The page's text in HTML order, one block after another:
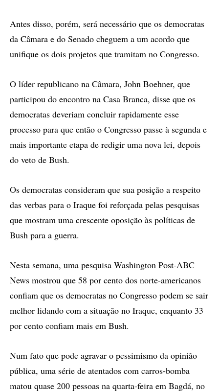
Antes disso, porém, será necessário que os democratas
da Câmara e do Senado cheguem a um acordo que
unifique os dois projetos que tramitam no Congresso.
O líder republicano na Câmara, John Boehner, que
participou do encontro na Casa Branca, disse que os
democratas deveriam concluir rapidamente esse
processo para que então o Congresso passe à segunda e
mais importante etapa de redigir uma nova lei, depois
do veto de Bush.
Os democratas consideram que sua posição a respeito
das verbas para o Iraque foi reforçada pelas pesquisas
que mostram uma crescente oposição às políticas de
Bush para a guerra.
Nesta semana, uma pesquisa Washington Post-ABC
News mostrou que 58 por cento dos norte-americanos
confiam que os democratas no Congresso podem se sair
melhor lidando com a situação no Iraque, enquanto 33
por cento confiam mais em Bush.
Num fato que pode agravar o pessimismo da opinião
pública, uma série de atentados com carros-bomba
matou quase 200 pessoas na quarta-feira em Bagdá, no